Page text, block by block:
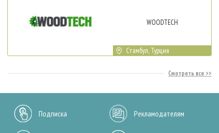
WOODTECH
Стамбул, Турция
Смотреть все
Подписка Рекламодателям